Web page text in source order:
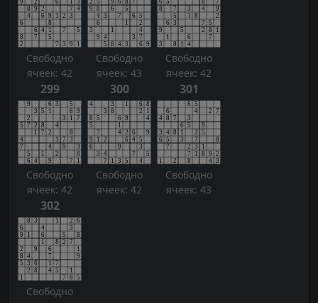
Свободно
ячеек: 42
Свободно
ячеек: 43
Свободно
ячеек: 42
299
Свободно
ячеек: 42
300
Свободно
ячеек: 42
301
Свободно
ячеек: 43
302
Свободно